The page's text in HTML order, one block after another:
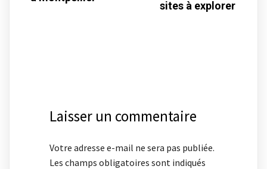
sites à explorer
Laisser un commentaire
Votre adresse e-mail ne sera pas publiée.
Les champs obligatoires sont indiqués